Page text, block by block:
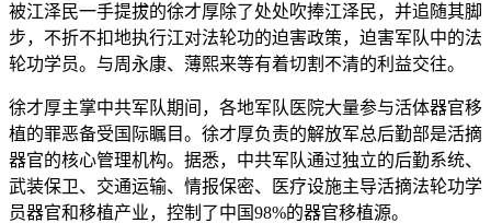
被江泽民一手提拔的徐才厚除了处处吹捧江泽民，并追随其脚
步，不折不扣地执行江对法轮功的迫害政策，迫害军队中的法
轮功学员。与周永康、薄熙来等有着切割不清的利益交往。
徐才厚主掌中共军队期间，各地军队医院大量参与活体器官移
植的罪恶备受国际瞩目。徐才厚负责的解放军总后勤部是活摘
器官的核心管理机构。据悉，中共军队通过独立的后勤系统、
武装保卫、交通运输、情报保密、医疗设施主导活摘法轮功学
员器官和移植产业，控制了中国98%的器官移植源。